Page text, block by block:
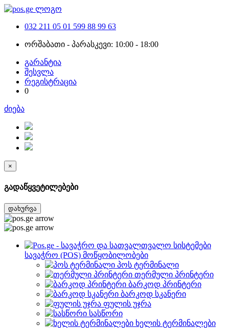
032 211 05 01 599 88 99 63
ორშაბათი - პარასკევი: 10:00 - 18:00
გარანტია
შესვლა
რეგისტრაცია
0
ძიება
×
გადაწყვეტილებები
დახურვა
სავაჭრო (POS) მოწყობილობები
პოს ტერმინალი
თერმული პრინტერი
ბარკოდ პრინტერი
ბარკოდ სკანერი
ფულის უჯრა
სასწორი
ხელის ტერმინალები